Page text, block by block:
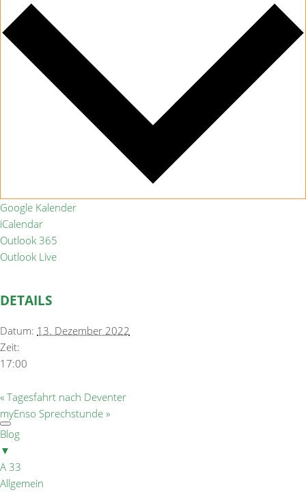
Google Kalender
iCalendar
Outlook 365
Outlook Live
DETAILS
Datum: 13. Dezember 2022
Zeit:
17:00
« Tagesfahrt nach Deventer
myEnso Sprechstunde »
Blog
▼
A 33
Allgemein